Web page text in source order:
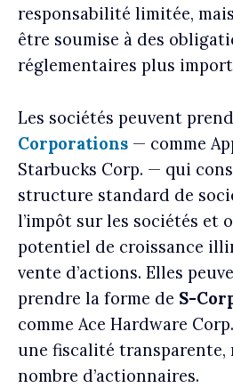
responsabilité limitée,
être soumise à des
réglementaires plus
Les sociétés peuvent
Corporations — comme
Starbucks Corp. — qui
structure standard de
l’impôt sur les sociétés et
potentiel de croissance
vente d’actions. Elles
prendre la forme de S-
comme Ace Hardware
une fiscalité
nombre d’actionnaires.